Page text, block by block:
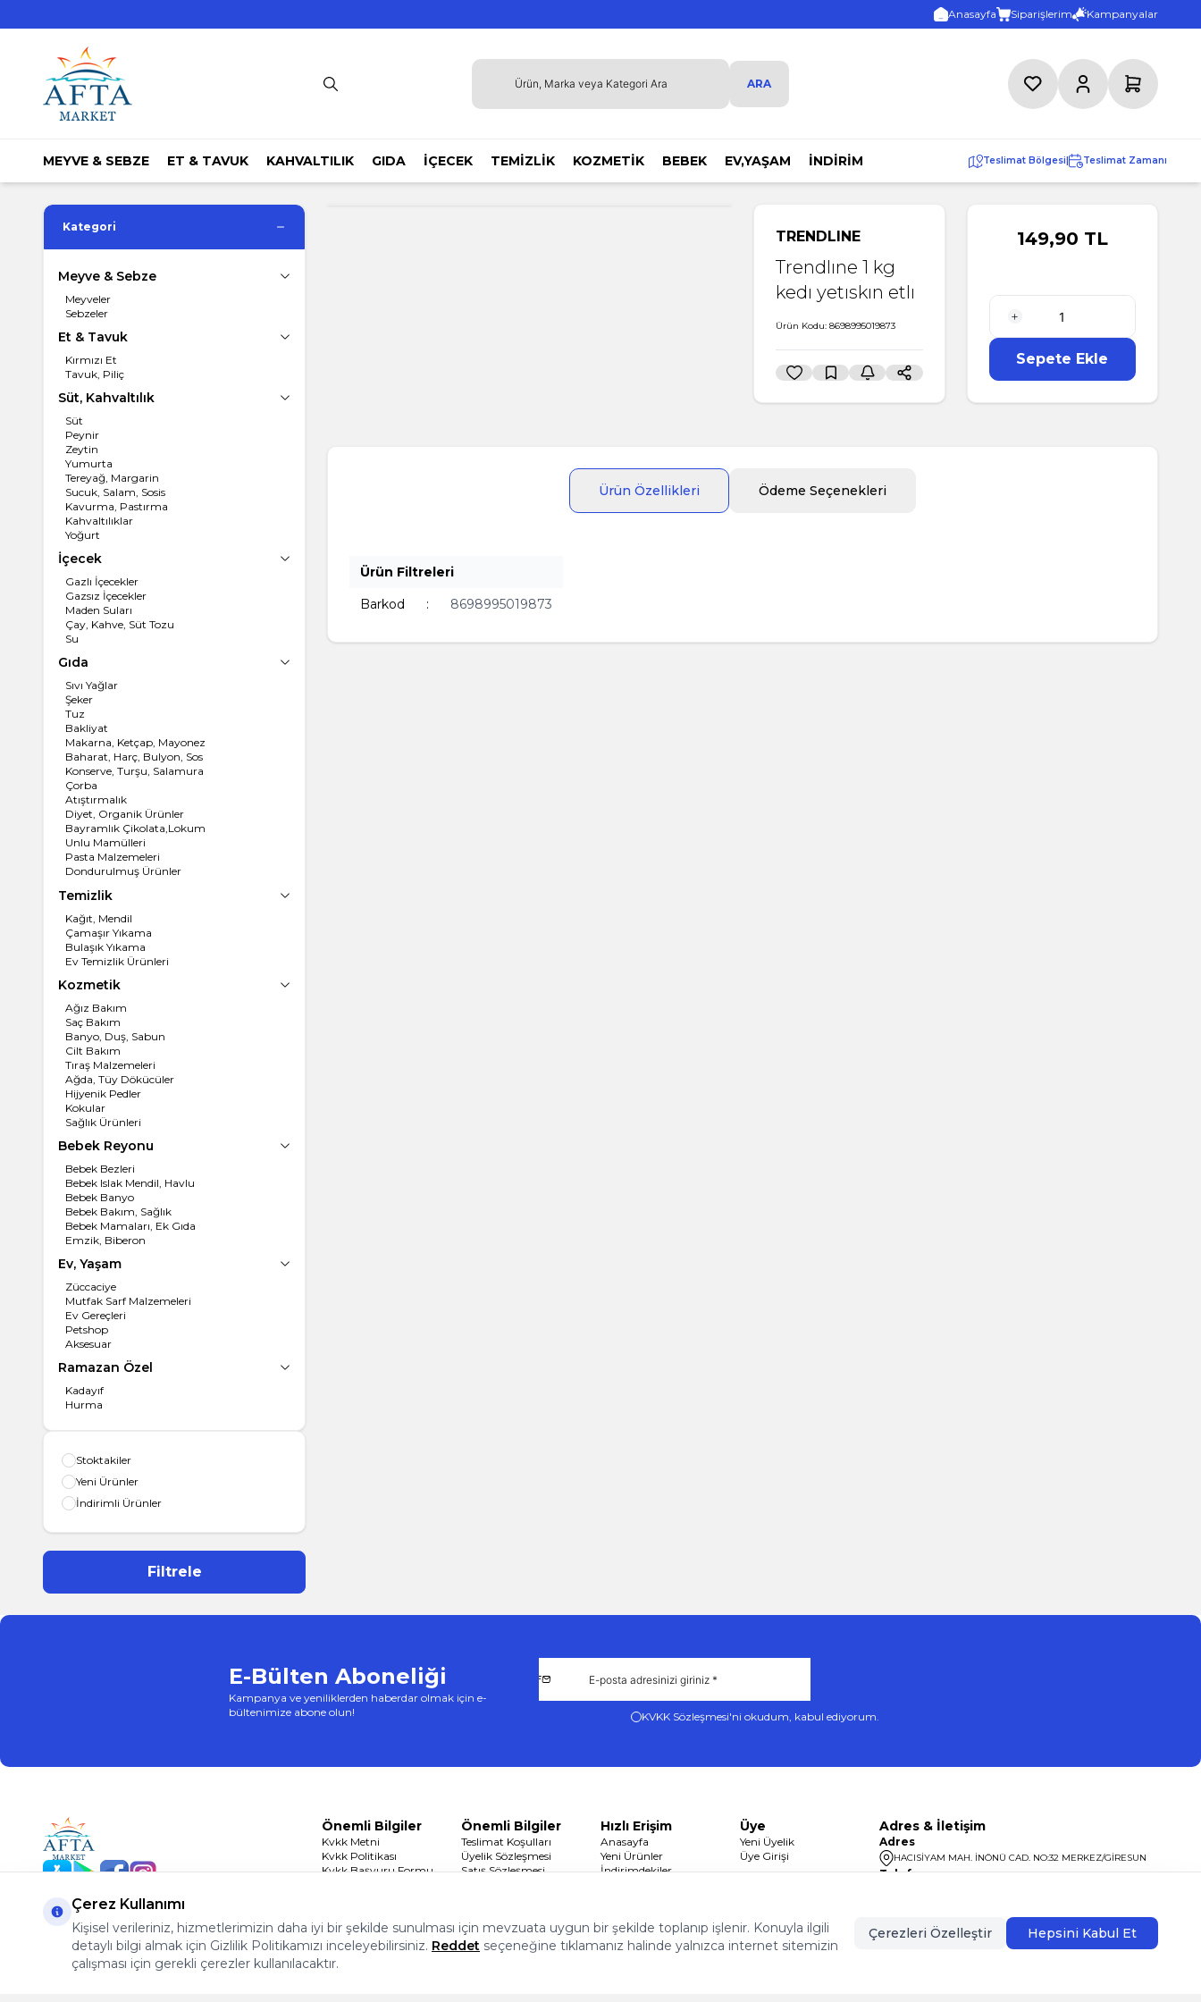
Anasayfa Siparişlerim Kampanyalar
ARA FavorilerimHesabım Sepetim
MEYVE & SEBZE ET & TAVUK KAHVALTILIK GIDA İÇECEK TEMİZLİK KOZMETİK BEBEK EV,YAŞAM İNDİRİM Teslimat Bölgesi| Teslimat Zamanı
Kategori
Meyve & Sebze
Meyveler
Sebzeler
Et & Tavuk
Kırmızı Et
Tavuk, Piliç
Süt, Kahvaltılık
Süt
Peynir
Zeytin
Yumurta
Tereyağ, Margarin
Sucuk, Salam, Sosis
Kavurma, Pastırma
Kahvaltılıklar
Yoğurt
İçecek
Gazlı İçecekler
Gazsız İçecekler
Maden Suları
Çay, Kahve, Süt Tozu
Su
Gıda
Sıvı Yağlar
Şeker
Tuz
Bakliyat
Makarna, Ketçap, Mayonez
Baharat, Harç, Bulyon, Sos
Konserve, Turşu, Salamura
Çorba
Atıştırmalık
Diyet, Organik Ürünler
Bayramlık Çikolata,Lokum
Unlu Mamülleri
Pasta Malzemeleri
Dondurulmuş Ürünler
Dondurma
Temizlik
Kağıt, Mendil
Çamaşır Yıkama
Bulaşık Yıkama
Ev Temizlik Ürünleri
Kozmetik
Ağız Bakım
Saç Bakım
Banyo, Duş, Sabun
Cilt Bakım
Tıraş Malzemeleri
Ağda, Tüy Dökücüler
Hijyenik Pedler
Kokular
Sağlık Ürünleri
Bebek Reyonu
Bebek Bezleri
Bebek Islak Mendil, Havlu
Bebek Banyo
Bebek Bakım, Sağlık
Bebek Mamaları, Ek Gıda
Emzik, Biberon
Ev, Yaşam
Züccaciye
Mutfak Sarf Malzemeleri
Ev Gereçleri
Petshop
Aksesuar
Ramazan Özel
Kadayıf
Hurma
Stoktakiler
Yeni Ürünler
İndirimli Ürünler
Filtrele
TRENDLINE
Trendlıne 1 kg
kedı yetıskın etlı
Ürün Kodu: 8698995019873
149,90 TL
1 Adet
Sepete Ekle
Ürün Özellikleri Ödeme Seçenekleri
Ürün Filtreleri
Barkod
: 8698995019873
E-Bülten Aboneliği
Kampanya ve yeniliklerden haberdar olmak için e-
bültenimize abone olun!
KVKK Sözleşmesi'ni okudum, kabul ediyorum.
Önemli Bilgiler
Kvkk Metni
Kvkk Politikası
Kvkk Başvuru Formu
Önemli Bilgiler
Teslimat Koşulları
Üyelik Sözleşmesi
Satış Sözleşmesi
Hızlı Erişim
Anasayfa
Yeni Ürünler
İndirimdekiler
Üye
Yeni Üyelik
Üye Girişi
Adres & İletişim
Adres
HACISİYAM MAH. İNÖNÜ CAD. NO:32 MERKEZ/GİRESUN
Telefon
Çerez Kullanımı
Kişisel verileriniz, hizmetlerimizin daha iyi bir şekilde sunulması için mevzuata uygun bir şekilde toplanıp işlenir. Konuyla ilgili
detaylı bilgi almak için Gizlilik Politikamızı inceleyebilirsiniz. Reddet seçeneğine tıklamanız halinde yalnızca internet sitemizin
çalışması için gerekli çerezler kullanılacaktır.
Çerezleri Özelleştir Hepsini Kabul Et